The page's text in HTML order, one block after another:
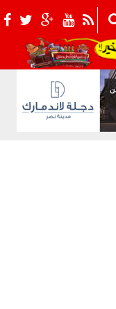
021_2.png